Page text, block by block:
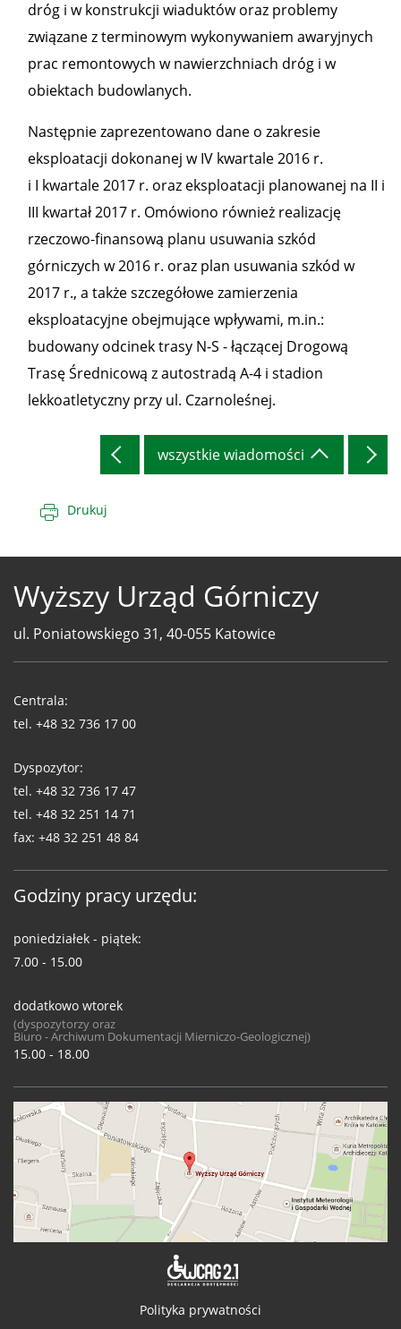
dróg i w konstrukcji wiaduktów oraz problemy
związane z terminowym wykonywaniem awaryjnych
prac remontowych w nawierzchniach dróg i w
obiektach budowlanych.
Następnie zaprezentowano dane o zakresie
eksploatacji dokonanej w IV kwartale 2016 r.
i I kwartale 2017 r. oraz eksploatacji planowanej na II i
III kwartał 2017 r. Omówiono również realizację
rzeczowo-finansową planu usuwania szkód
górniczych w 2016 r. oraz plan usuwania szkód w
2017 r., a także szczegółowe zamierzenia
eksploatacyjne obejmujące wpływami, m.in.:
budowany odcinek trasy N-S - łączącej Drogową
Trasę Średnicową z autostradą A-4 i stadion
lekkoatletyczny przy ul. Czarnoleśnej.
wszystkie wiadomości
Drukuj
Wyższy Urząd Górniczy
ul. Poniatowskiego 31, 40-055 Katowice
WUG
Centrala:
tel. +48 32 736 17 00
Dyspozytor:
tel. +48 32 736 17 47
tel. +48 32 251 14 71
fax: +48 32 251 48 84
Godziny pracy urzędu:
poniedziałek - piątek:
7.00 - 15.00
dodatkowo wtorek
(dyspozytorzy oraz
Biuro - Archiwum Dokumentacji Mierniczo-Geologicznej)
15.00 - 18.00
Polityka prywatności